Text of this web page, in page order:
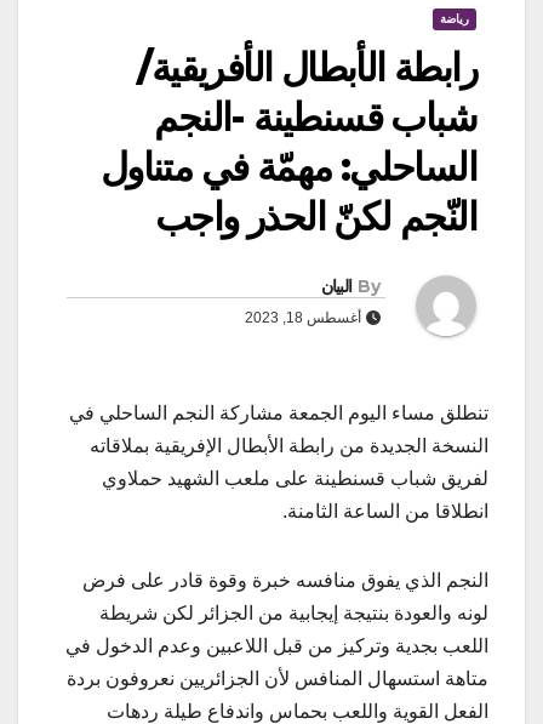
رياضة
رابطة الأبطال الأفريقية/
شباب قسنطينة -النجم
الساحلي: مهمّة في متناول
النّجم لكنّ الحذر واجب
By البيان
أغسطس 18, 2023
تنطلق مساء اليوم الجمعة مشاركة النجم الساحلي في
النسخة الجديدة من رابطة الأبطال الإفريقية بملاقاته
لفريق شباب قسنطينة على ملعب الشهيد حملاوي
انطلاقا من الساعة الثامنة.
النجم الذي يفوق منافسه خبرة وقوة قادر على فرض
لونه والعودة بنتيجة إيجابية من الجزائر لكن شريطة
اللعب بجدية وتركيز من قبل اللاعبين وعدم الدخول في
متاهة استسهال المنافس لأن الجزائريين نعروفون بردة
الفعل القوية واللعب بحماس واندفاع طيلة ردهات